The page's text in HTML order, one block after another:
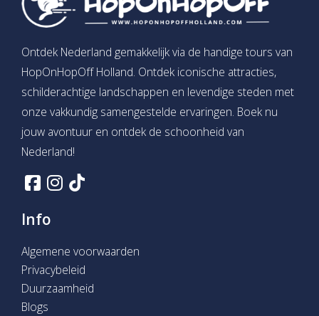
Ontdek Nederland gemakkelijk via de handige tours van
HopOnHopOff Holland. Ontdek iconische attracties,
schilderachtige landschappen en levendige steden met
onze vakkundig samengestelde ervaringen. Boek nu
jouw avontuur en ontdek de schoonheid van
Nederland!
Info
Algemene voorwaarden
Privacybeleid
Duurzaamheid
Blogs